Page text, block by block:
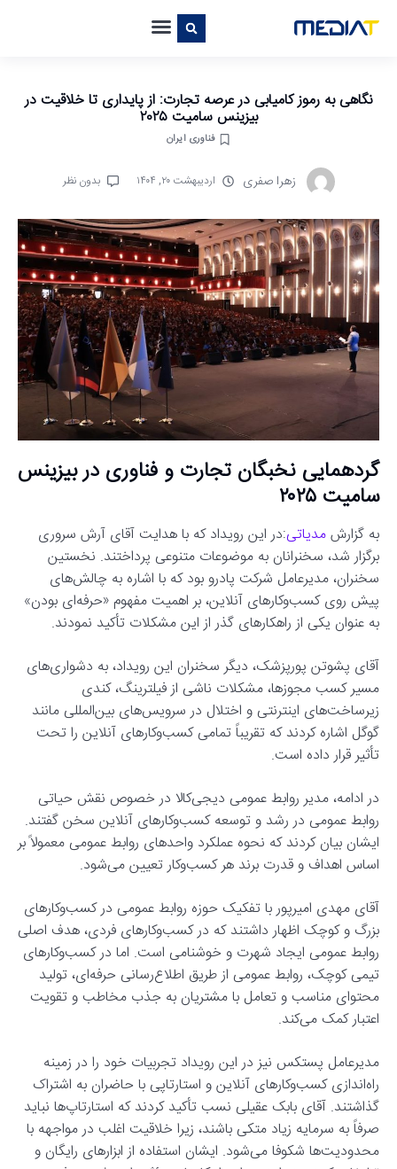
نگاهی به رموز کامیابی در عرصه تجارت: از پایداری تا خلاقیت در
بیزینس سامیت ۲۰۲۵
فناوری ایران
زهرا صفری اردیبهشت ۲۰, ۱۴۰۴ بدون نظر
گردهمایی نخبگان تجارت و فناوری در بیزینس
سامیت ۲۰۲۵
به گزارشمدیاتی:در این رویداد که با هدایت آقای آرش سروری
برگزار شد، سخنرانان به موضوعات متنوعی پرداختند. نخستین
سخنران، مدیرعامل شرکت پادرو بود که با اشاره به چالش‌های
پیش روی کسب‌وکارهای آنلاین، بر اهمیت مفهوم «حرفه‌ای بودن»
به عنوان یکی از راهکارهای گذر از این مشکلات تأکید نمودند.
آقای پشوتن پورپزشک، دیگر سخنران این رویداد، به دشواری‌های
مسیر کسب مجوزها، مشکلات ناشی از فیلترینگ، کندی
زیرساخت‌های اینترنتی و اختلال در سرویس‌های بین‌المللی مانند
گوگل اشاره کردند که تقریباً تمامی کسب‌وکارهای آنلاین را تحت
تأثیر قرار داده است.
در ادامه، مدیر روابط عمومی دیجی‌کالا در خصوص نقش حیاتی
روابط عمومی در رشد و توسعه کسب‌وکارهای آنلاین سخن گفتند.
ایشان بیان کردند که نحوه عملکرد واحدهای روابط عمومی معمولاً بر
اساس اهداف و قدرت برند هر کسب‌وکار تعیین می‌شود.
آقای مهدی امیرپور با تفکیک حوزه روابط عمومی در کسب‌وکارهای
بزرگ و کوچک اظهار داشتند که در کسب‌وکارهای فردی، هدف اصلی
روابط عمومی ایجاد شهرت و خوشنامی است. اما در کسب‌وکارهای
تیمی کوچک، روابط عمومی از طریق اطلاع‌رسانی حرفه‌ای، تولید
محتوای مناسب و تعامل با مشتریان به جذب مخاطب و تقویت
اعتبار کمک می‌کند.
مدیرعامل پستکس نیز در این رویداد تجربیات خود را در زمینه
راه‌اندازی کسب‌وکارهای آنلاین و استارتاپی با حاضران به اشتراک
گذاشتند. آقای بابک عقیلی نسب تأکید کردند که استارتاپ‌ها نباید
صرفاً به سرمایه زیاد متکی باشند، زیرا خلاقیت اغلب در مواجهه با
محدودیت‌ها شکوفا می‌شود. ایشان استفاده از ابزارهای رایگان و